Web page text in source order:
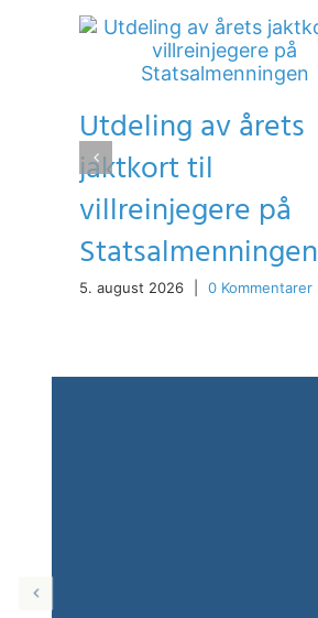
Utdeling av årets
jaktkort til
villreinjegere på
Statsalmenningen
5. august 2026 0 Kommentarer